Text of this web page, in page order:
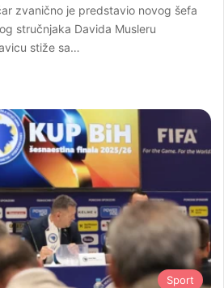
zvanično je predstavio novog šefa
stručnjaka Davida Musleru
stiže sa…
Sport